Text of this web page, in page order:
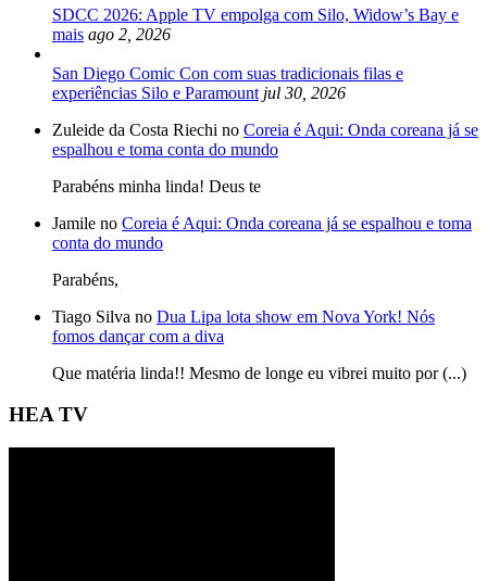
SDCC 2026: Apple TV empolga com Silo, Widow’s Bay e
mais ago 2, 2026
San Diego Comic Con com suas tradicionais filas e
experiências Silo e Paramount jul 30, 2026
Zuleide da Costa Riechi no Coreia é Aqui: Onda coreana já se
espalhou e toma conta do mundo
Parabéns minha linda! Deus te
Jamile no Coreia é Aqui: Onda coreana já se espalhou e toma
conta do mundo
Parabéns,
Tiago Silva no Dua Lipa lota show em Nova York! Nós
fomos dançar com a diva
Que matéria linda!! Mesmo de longe eu vibrei muito por (...)
HEA TV